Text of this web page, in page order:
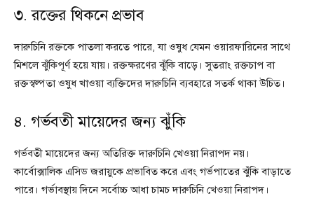
৩. রক্তের থিকনে প্রভাব
দারুচিনি রক্তকে পাতলা করতে পারে, যা ওষুধ যেমন ওয়ারফারিনের সাথে
মিশলে ঝুঁকিপূর্ণ হয়ে যায়। রক্তক্ষরণের ঝুঁকি বাড়ে। সুতরাং রক্তচাপ বা
রক্তস্বল্পতা ওষুধ খাওয়া ব্যক্তিদের দারুচিনি ব্যবহারে সতর্ক থাকা উচিত।
৪. গর্ভবতী মায়েদের জন্য ঝুঁকি
গর্ভবতী মায়েদের জন্য অতিরিক্ত দারুচিনি খেওয়া নিরাপদ নয়।
কার্বোক্সালিক এসিড জরায়ুকে প্রভাবিত করে এবং গর্ভপাতের ঝুঁকি বাড়াতে
পারে। গর্ভাবস্থায় দিনে সর্বোচ্চ আধা চামচ দারুচিনি খেওয়া নিরাপদ।